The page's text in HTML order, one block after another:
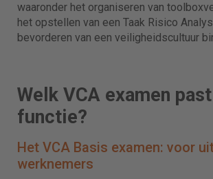
waaronder het organiseren van
het opstellen van een Taak Risico
bevorderen van een veiligheidscultuur
Welk VCA examen
functie?
Het VCA Basis examen: voor
werknemers